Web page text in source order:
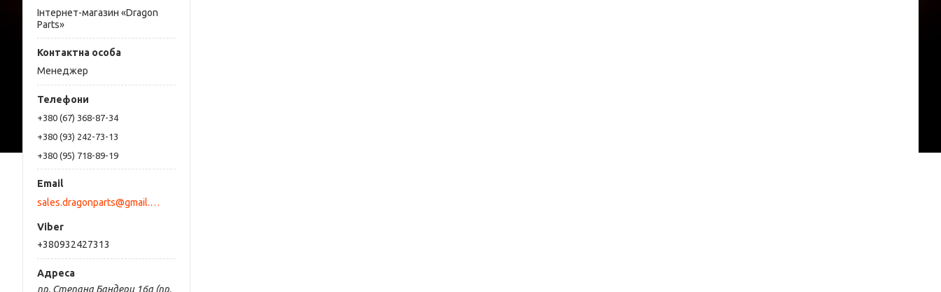
Інтернет-магазин «Dragon
Parts»
Менеджер
+380 (67) 368-87-34
+380 (93) 242-73-13
+380 (95) 718-89-19
sales.dragonparts@gmail.com
+380932427313
пр. Степана Бандери 16а (пр.